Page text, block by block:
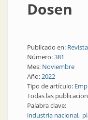
Dosen
Publicado en:
Número:381
Mes: Noviembre
Año:2022
Tipo de artículo:
Todas las
Palabra clave:
industria nacional